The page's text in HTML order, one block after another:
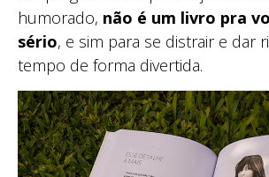
humorado, não é um livro pra
sério, e sim para se distrair e dar
tempo de forma divertida.